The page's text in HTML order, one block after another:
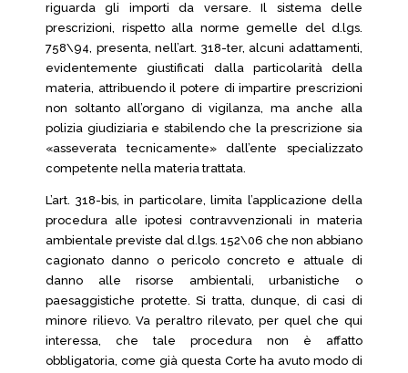
riguarda gli importi da versare. Il sistema delle
prescrizioni, rispetto alla norme gemelle del d.lgs.
758\94, presenta, nell’art. 318-ter, alcuni adattamenti,
evidentemente giustificati dalla particolarità della
materia, attribuendo il potere di impartire prescrizioni
non soltanto all’organo di vigilanza, ma anche alla
polizia giudiziaria e stabilendo che la prescrizione sia
«asseverata tecnicamente» dall’ente specializzato
competente nella materia trattata.
L’art. 318-bis, in particolare, limita l’applicazione della
procedura alle ipotesi contravvenzionali in materia
ambientale previste dal d.lgs. 152\06 che non abbiano
cagionato danno o pericolo concreto e attuale di
danno alle risorse ambientali, urbanistiche o
paesaggistiche protette. Si tratta, dunque, di casi di
minore rilievo. Va peraltro rilevato, per quel che qui
interessa, che tale procedura non è affatto
obbligatoria, come già questa Corte ha avuto modo di